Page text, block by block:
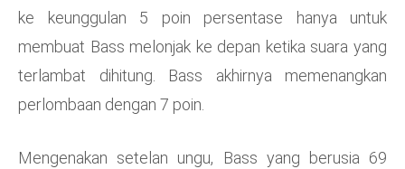
ke keunggulan 5 poin persentase hanya untuk
membuat Bass melonjak ke depan ketika suara yang
terlambat dihitung. Bass akhirnya memenangkan
perlombaan dengan 7 poin.
Mengenakan setelan ungu, Bass yang berusia 69